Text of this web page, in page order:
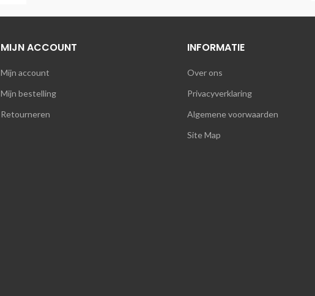
MIJN ACCOUNT
Mijn account
Mijn bestelling
Retourneren
INFORMATIE
Over ons
Privacyverklaring
Algemene voorwaarden
Site Map